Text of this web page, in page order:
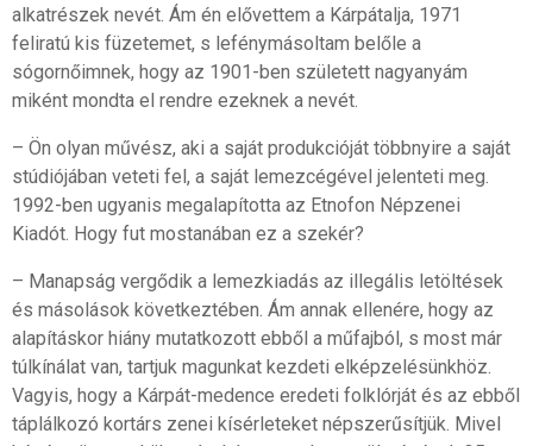
alkatrészek nevét. Ám én elővettem a Kárpátalja, 1971
feliratú kis füzetemet, s lefénymásoltam belőle a
sógornőimnek, hogy az 1901-ben született nagyanyám
miként mondta el rendre ezeknek a nevét.
– Ön olyan művész, aki a saját produkcióját többnyire a saját
stúdiójában veteti fel, a saját lemezcégével jelenteti meg.
1992-ben ugyanis megalapította az Etnofon Népzenei
Kiadót. Hogy fut mostanában ez a szekér?
– Manapság vergődik a lemezkiadás az illegális letöltések
és másolások következtében. Ám annak ellenére, hogy az
alapításkor hiány mutatkozott ebből a műfajból, s most már
túlkínálat van, tartjuk magunkat kezdeti elképzelésünkhöz.
Vagyis, hogy a Kárpát-medence eredeti folklórját és az ebből
táplálkozó kortárs zenei kísérleteket népszerűsítjük. Mivel